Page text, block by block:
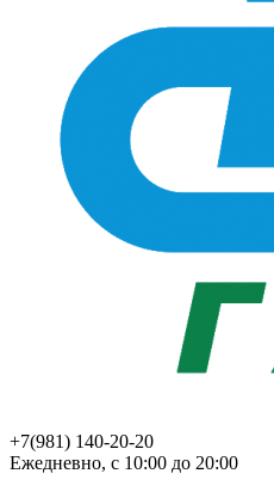
+7(981) 140-20-20
Ежедневно, с 10:00 до 20:00